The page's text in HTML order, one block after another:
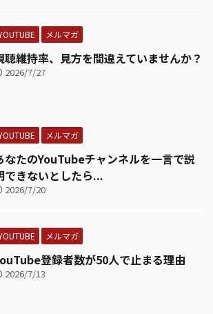
メルマガ
聴維持率、見方を間違えていませんか？
2026/7/27
メルマガ
なたのYouTubeチャンネルを一言で説
できないとしたら...
2026/7/20
メルマガ
登録者数が50人で止まる理由
2026/7/13